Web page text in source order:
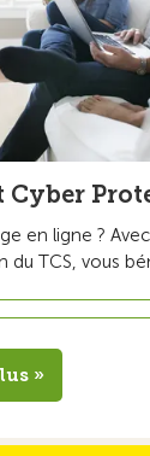
Cyber
en ligne ?
du TCS, vous
»